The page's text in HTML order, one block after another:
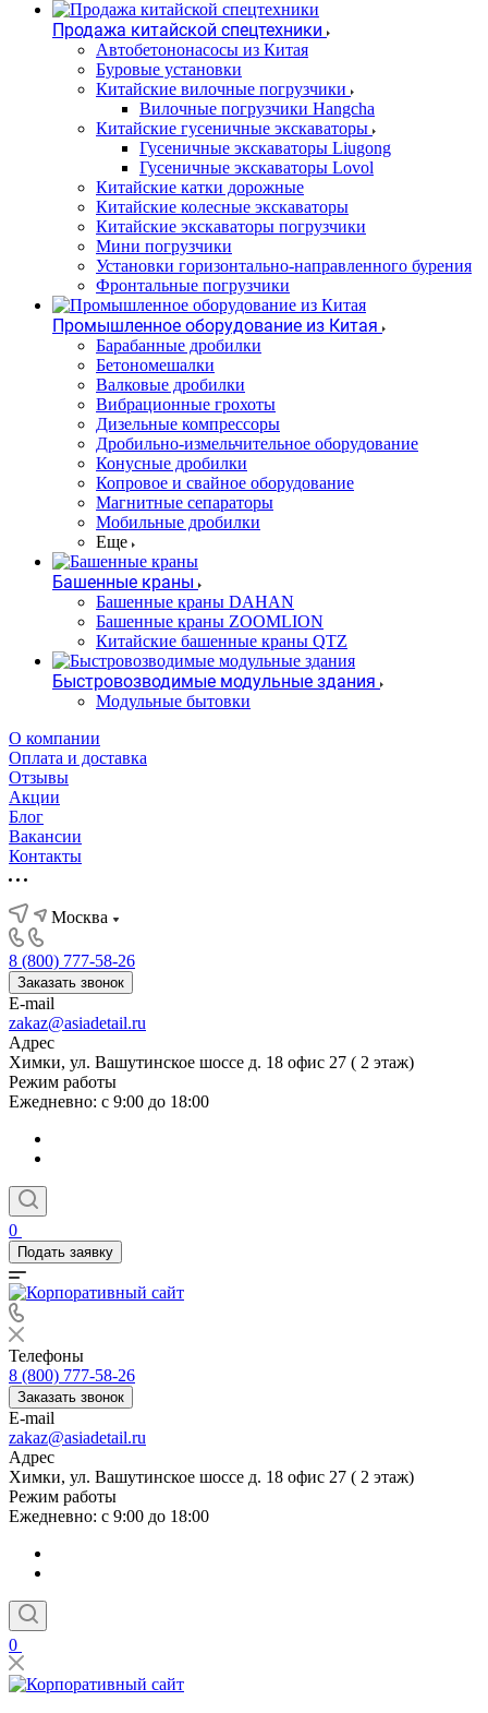
Продажа китайской спецтехники
Автобетононасосы из Китая
Буровые установки
Китайские вилочные погрузчики
Вилочные погрузчики Hangcha
Китайские гусеничные экскаваторы
Гусеничные экскаваторы Liugong
Гусеничные экскаваторы Lovol
Китайские катки дорожные
Китайские колесные экскаваторы
Китайские экскаваторы погрузчики
Мини погрузчики
Установки горизонтально-направленного бурения
Фронтальные погрузчики
Промышленное оборудование из Китая
Барабанные дробилки
Бетономешалки
Валковые дробилки
Вибрационные грохоты
Дизельные компрессоры
Дробильно-измельчительное оборудование
Конусные дробилки
Копровое и свайное оборудование
Магнитные сепараторы
Мобильные дробилки
Еще
Башенные краны
Башенные краны DAHAN
Башенные краны ZOOMLION
Китайские башенные краны QTZ
Быстровозводимые модульные здания
Модульные бытовки
О компании
Оплата и доставка
Отзывы
Акции
Блог
Вакансии
Контакты
Москва
8 (800) 777-58-26
Заказать звонок
E-mail
zakaz@asiadetail.ru
Адрес
Химки, ул. Вашутинское шоссе д. 18 офис 27 ( 2 этаж)
Режим работы
Ежедневно: с 9:00 до 18:00
0
Подать заявку
Телефоны
8 (800) 777-58-26
Заказать звонок
E-mail
zakaz@asiadetail.ru
Адрес
Химки, ул. Вашутинское шоссе д. 18 офис 27 ( 2 этаж)
Режим работы
Ежедневно: с 9:00 до 18:00
0